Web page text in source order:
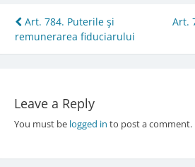
Post
navigation
Art. 784. Puterile şi
remunerarea fiduciarului
Art.
Leave a Reply
You must be logged in to post a comment.